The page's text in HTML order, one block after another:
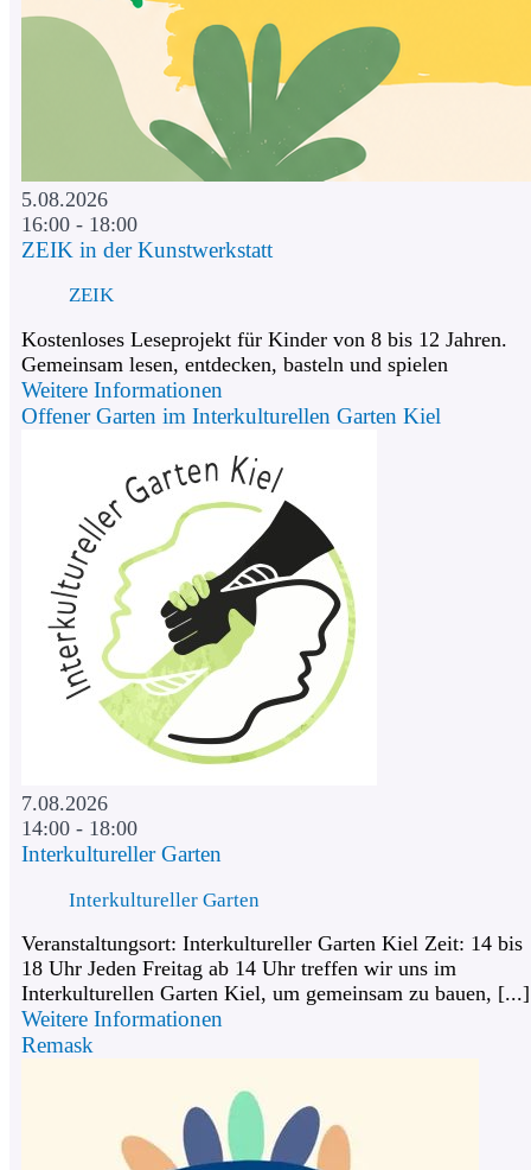
5.08.2026
16:00 - 18:00
ZEIK in der Kunstwerkstatt
ZEIK
Kostenloses Leseprojekt für Kinder von 8 bis 12 Jahren.
Gemeinsam lesen, entdecken, basteln und spielen
Weitere Informationen
Offener Garten im Interkulturellen Garten Kiel
7.08.2026
14:00 - 18:00
Interkultureller Garten
Interkultureller Garten
Veranstaltungsort: Interkultureller Garten Kiel Zeit: 14 bis
18 Uhr Jeden Freitag ab 14 Uhr treffen wir uns im
Interkulturellen Garten Kiel, um gemeinsam zu bauen, [...]
Weitere Informationen
Remask